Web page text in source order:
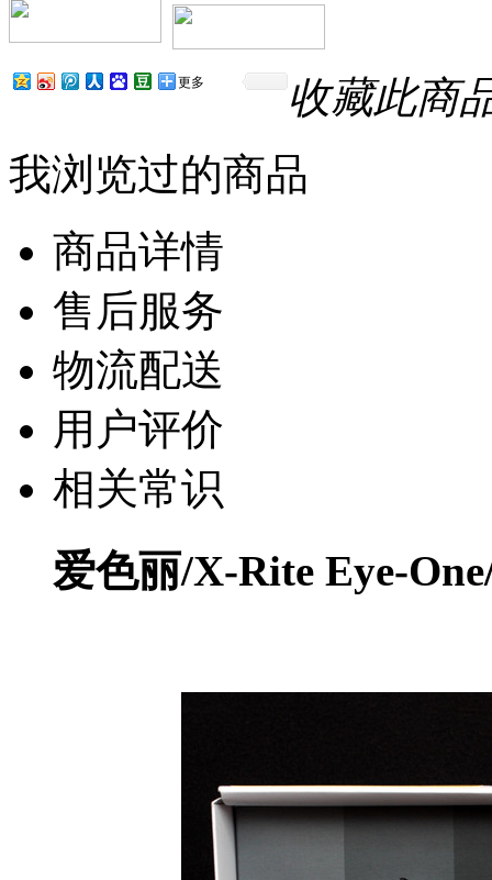
收藏此商
更多
我浏览过的商品
商品详情
售后服务
物流配送
用户评价
相关常识
爱色丽/X-Rite Eye-